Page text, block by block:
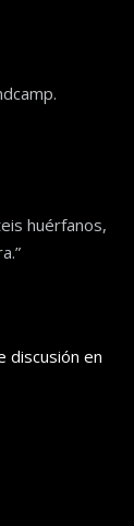
huérfanos,
discusión en